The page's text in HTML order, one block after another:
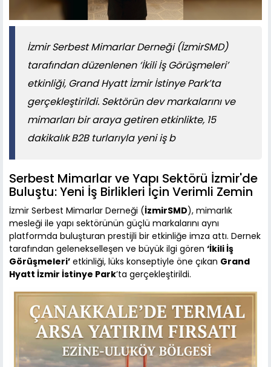
İzmir Serbest Mimarlar Derneği (İzmirSMD)
tarafından düzenlenen ‘İkili İş Görüşmeleri’
etkinliği, Grand Hyatt İzmir İstinye Park’ta
gerçekleştirildi. Sektörün dev markalarını ve
mimarları bir araya getiren etkinlikte, 15
dakikalık B2B turlarıyla yeni iş b
Serbest Mimarlar ve Yapı Sektörü İzmir'de
Buluştu: Yeni İş Birlikleri İçin Verimli Zemin
İzmir Serbest Mimarlar Derneği (İzmirSMD), mimarlık
mesleği ile yapı sektörünün güçlü markalarını aynı
platformda buluşturan prestijli bir etkinliğe imza attı. Dernek
tarafından gelenekselleşen ve büyük ilgi gören ‘İkili İş
Görüşmeleri’ etkinliği, lüks konseptiyle öne çıkan Grand
Hyatt İzmir İstinye Park’ta gerçekleştirildi.